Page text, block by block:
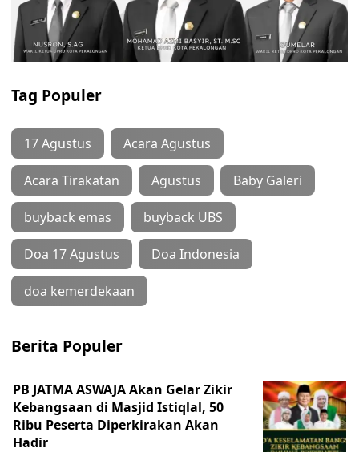
Tag Populer
17 Agustus Acara Agustus
Acara Tirakatan Agustus Baby Galeri
buyback emas buyback UBS
Doa 17 Agustus Doa Indonesia
doa kemerdekaan
Berita Populer
PB JATMA ASWAJA Akan Gelar Zikir
Kebangsaan di Masjid Istiqlal, 50
Ribu Peserta Diperkirakan Akan
Hadir